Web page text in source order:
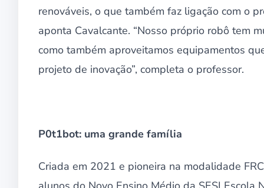
renováveis, o que também faz ligação com o
aponta Cavalcante. “Nosso próprio robô tem
como também aproveitamos equipamentos
projeto de inovação”, completa o professor.
P0t1bot: uma grande família
Criada em 2021 e pioneira na modalidade